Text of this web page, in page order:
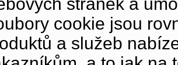
cookie jsou
a služeb